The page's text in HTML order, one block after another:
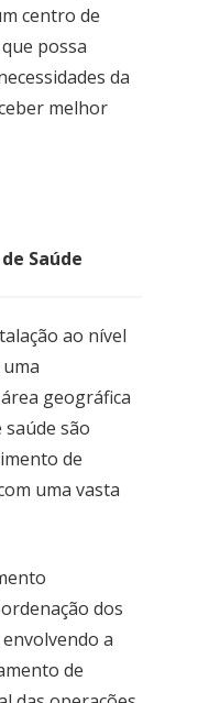
centro de
possa
da
melhor
Saúde
ao nível
geográfica
saúde são
de
uma vasta
dos
a
de